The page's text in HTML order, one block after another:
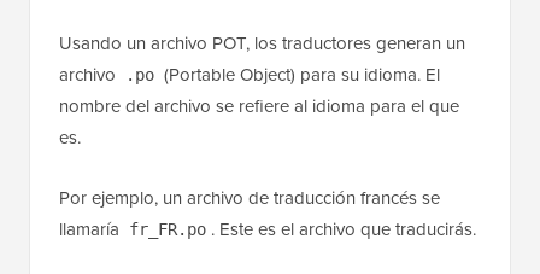
Usando un archivo POT, los traductores generan un
archivo
.po (Portable Object) para su idioma. El
nombre del archivo se refiere al idioma para el que
es.
Por ejemplo, un archivo de traducción francés se
llamaría
fr_FR.po . Este es el archivo que traducirás.